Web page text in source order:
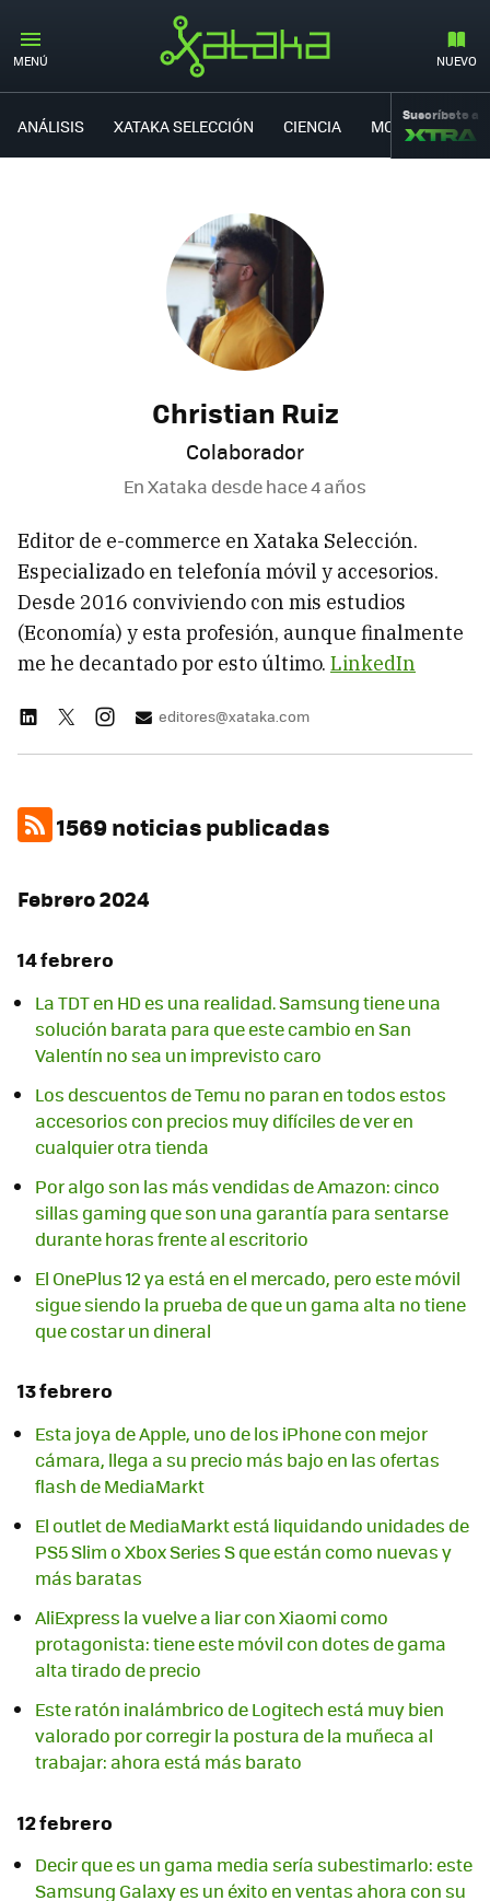
MENÚ NUEVO
ANÁLISIS XATAKA SELECCIÓN CIENCIA MOVILIDAD
Suscríbete a
Christian Ruiz
Colaborador
En Xataka desdehace 4 años
Editor de e-commerce en Xataka Selección.
Especializado en telefonía móvil y accesorios.
Desde 2016 conviviendo con mis estudios
(Economía) y esta profesión, aunque finalmente
me he decantado por esto último. LinkedIn
editores@xataka.com
1569 noticias publicadas
Febrero 2024
14 febrero
La TDT en HD es una realidad. Samsung tiene una
solución barata para que este cambio en San
Valentín no sea un imprevisto caro
Los descuentos de Temu no paran en todos estos
accesorios con precios muy difíciles de ver en
cualquier otra tienda
Por algo son las más vendidas de Amazon: cinco
sillas gaming que son una garantía para sentarse
durante horas frente al escritorio
El OnePlus 12 ya está en el mercado, pero este móvil
sigue siendo la prueba de que un gama alta no tiene
que costar un dineral
13 febrero
Esta joya de Apple, uno de los iPhone con mejor
cámara, llega a su precio más bajo en las ofertas
flash de MediaMarkt
El outlet de MediaMarkt está liquidando unidades de
PS5 Slim o Xbox Series S que están como nuevas y
más baratas
AliExpress la vuelve a liar con Xiaomi como
protagonista: tiene este móvil con dotes de gama
alta tirado de precio
Este ratón inalámbrico de Logitech está muy bien
valorado por corregir la postura de la muñeca al
trabajar: ahora está más barato
12 febrero
Decir que es un gama media sería subestimarlo: este
Samsung Galaxy es un éxito en ventas ahora con su